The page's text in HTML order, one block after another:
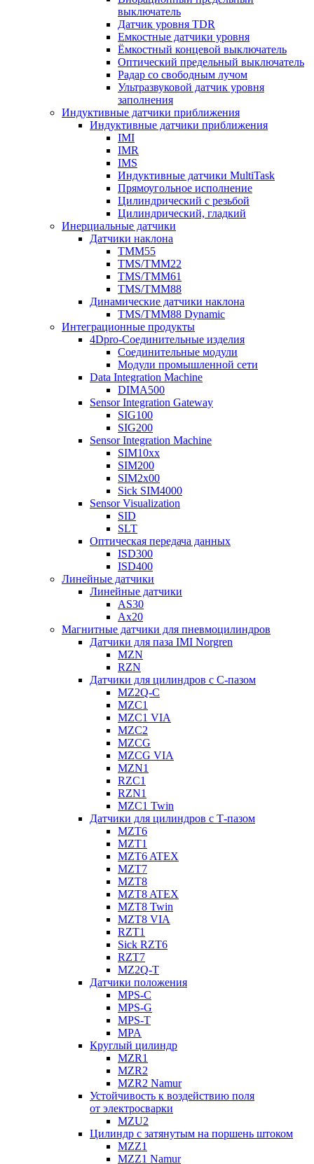
выключатель
Датчик уровня TDR
Емкостные датчики уровня
Ёмкостный концевой выключатель
Оптический предельный выключатель
Радар со свободным лучом
Ультразвуковой датчик уровня
заполнения
Индуктивные датчики приближения
Индуктивные датчики приближения
IMI
IMR
IMS
Индуктивные датчики MultiTask
Прямоугольное исполнение
Цилиндрический с резьбой
Цилиндрический, гладкий
Инерциальные датчики
Датчики наклона
TMM55
TMS/TMM22
TMS/TMM61
TMS/TMM88
Динамические датчики наклона
TMS/TMM88 Dynamic
Интеграционные продукты
4Dpro-Соединительные изделия
Соединительные модули
Модули промышленной сети
Data Integration Machine
DIMA500
Sensor Integration Gateway
SIG100
SIG200
Sensor Integration Machine
SIM10xx
SIM200
SIM2x00
Sick SIM4000
Sensor Visualization
SID
SLT
Оптическая передача данных
ISD300
ISD400
Линейные датчики
Линейные датчики
AS30
Ax20
Магнитные датчики для пневмоцилиндров
Датчики для паза IMI Norgren
MZN
RZN
Датчики для цилиндров с С-пазом
MZ2Q-C
MZC1
MZC1 VIA
MZC2
MZCG
MZCG VIA
MZN1
RZC1
RZN1
MZC1 Twin
Датчики для цилиндров с Т-пазом
MZT6
MZT1
MZT6 ATEX
MZT7
MZT8
MZT8 ATEX
MZT8 Twin
MZT8 VIA
RZT1
Sick RZT6
RZT7
MZ2Q-T
Датчики положения
MPS-C
MPS-G
MPS-T
MPA
Круглый цилиндр
MZR1
MZR2
MZR2 Namur
Устойчивость к воздействию поля
от электросварки
MZU2
Цилиндр с затянутым на поршень штоком
MZZ1
MZZ1 Namur